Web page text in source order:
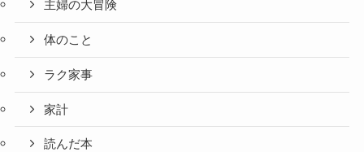
主婦の大冒険
体のこと
ラク家事
家計
読んだ本